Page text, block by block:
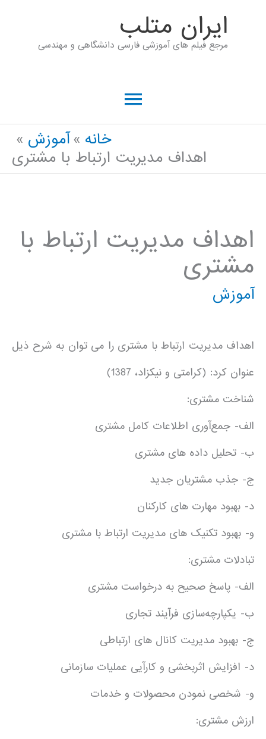
ايران متلب
مرجع فیلم های آموزشی فارسی دانشگاهی و مهندسی
فهرست
اصلی
خانه
آموزش
اهداف مدیریت ارتباط با مشتری
اهداف مدیریت ارتباط با
مشتری
آموزش
اهداف مدیریت ارتباط با مشتری را می توان به شرح ذیل
عنوان کرد: (کرامتی و نیکزاد، 1387)
شناخت مشتری:
الف- جمع‌آوری اطلاعات کامل مشتری
ب- تحلیل داده های مشتری
ج- جذب مشتریان جدید
د- بهبود مهارت های کارکنان
و- بهبود تکنیک های مدیریت ارتباط با مشتری
تبادلات مشتری:
الف- پاسخ صحیح به درخواست مشتری
ب- یکپارچه‌سازی فرآیند تجاری
ج- بهبود مدیریت کانال های ارتباطی
د- افزایش اثربخشی و کارآیی عملیات سازمانی
و- شخصی نمودن محصولات و خدمات
ارزش مشتری: